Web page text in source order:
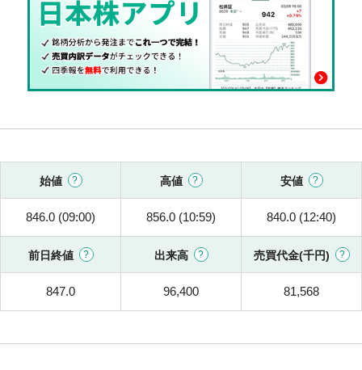
始値 高値 安値
846.0 (09:00) 856.0 (10:59) 840.0 (12:40)
前日終値 出来高 売買代金(千円)
847.0 96,400 81,568